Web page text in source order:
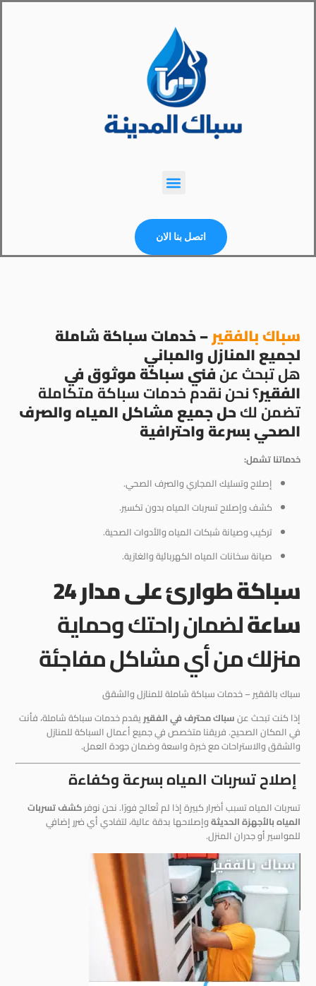
اتصل بنا الان
سباك بالفقير– خدمات سباكة شاملة
لجميع المنازل والمباني
هل تبحث عنفني سباكة موثوق في
الفقير؟ نحن نقدم خدمات سباكة متكاملة
تضمن لكحل جميع مشاكل المياه والصرف
الصحي بسرعة واحترافية
خدماتنا تشمل:
إصلاح وتسليك المجاري والصرف الصحي.
كشف وإصلاح تسربات المياه بدون تكسير.
تركيب وصيانة شبكات المياه والأدوات الصحية.
صيانة سخانات المياه الكهربائية والغازية.
سباكة طوارئ على مدار 24
ساعةلضمان راحتك وحماية
منزلك من أي مشاكل مفاجئة
سباك بالفقير – خدمات سباكة شاملة للمنازل والشقق
إذا كنت تبحث عنسباك محترف في الفقيريقدم خدمات سباكة شاملة، فأنت
في المكان الصحيح. فريقنا متخصص في جميع أعمال السباكة للمنازل
والشقق والاستراحات مع خبرة واسعة وضمان جودة العمل.
إصلاح تسربات المياه بسرعة وكفاءة
تسربات المياه تسبب أضرار كبيرة إذا لم تُعالج فورًا. نحن نوفركشف تسربات
المياه بالأجهزة الحديثةوإصلاحها بدقة عالية، لتفادي أي ضرر إضافي
للمواسير أو جدران المنزل.